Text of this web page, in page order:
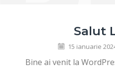
Salut
15 ianuarie
Bine ai venit la